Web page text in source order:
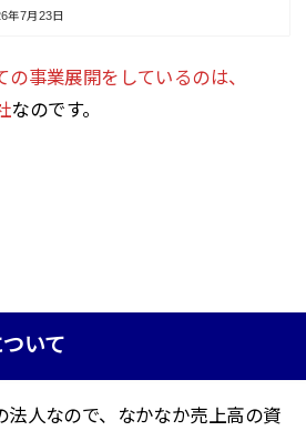
年7月23日
事業展開をしているのは、
なのです。
いて
法人なので、なかなか売上高の資